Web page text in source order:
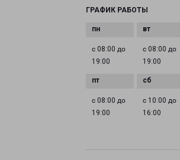
ГРАФИК РАБОТЫ
с 08:00 до
19:00
с 08:00 до
19:00
с 08:00 до
19:00
с 10:00 до
16:00